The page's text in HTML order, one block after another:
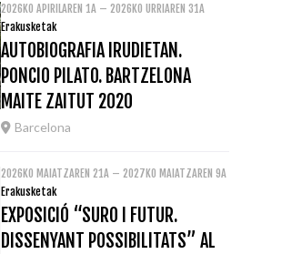
2026KO APIRILAREN 1A – 2026KO URRIAREN 31A
Erakusketak
AUTOBIOGRAFIA IRUDIETAN.
PONCIO PILATO. BARTZELONA
MAITE ZAITUT 2020
Barcelona
2026KO MAIATZAREN 21A – 2027KO MAIATZAREN 9A
Erakusketak
EXPOSICIÓ “SURO I FUTUR.
DISSENYANT POSSIBILITATS” AL